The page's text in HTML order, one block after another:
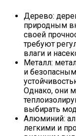
Дерево:
природным
своей
требуют
влаги и
Металл:
и
Однако, они
выбирать
Алюминий:
легкими и